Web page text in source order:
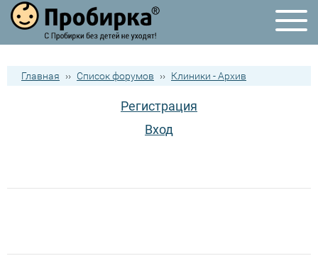
Главная ›› Список форумов ›› Клиники - Архив
Регистрация
Вход